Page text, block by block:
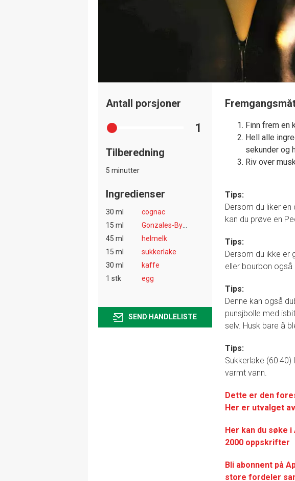
Antall porsjoner
1
Tilberedning
5 minutter
Ingredienser
30 ml
cognac
15 ml
45 ml
helmelk
15 ml
sukkerlake
30 ml
kaffe
1 stk
egg
SEND HANDLELISTE
Finn frem en
Hell alle
sekunder og
Riv over
Tips:
Dersom du liker
kan du prøve en
Tips:
Dersom du ikke er
eller bourbon også
Tips:
Denne kan også
punsjbolle med
selv. Husk bare å
Tips:
Sukkerlake (60:40)
varmt vann.
Dette er den
Her er utvalget
Her kan du søke
2000 oppskrifter
Bli abonnent på
store fordeler